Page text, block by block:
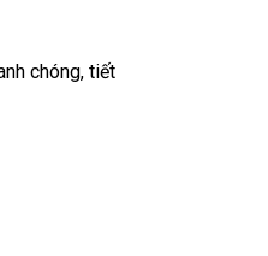
chóng, tiết